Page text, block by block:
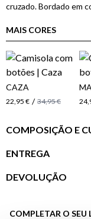
cruzado. Bordado em
MAIS CORES
CAZA
22,95 € / 34,95 €
COMPOSIÇÃO E
ENTREGA
DEVOLUÇÃO
cliente
COMPLETAR O SEU